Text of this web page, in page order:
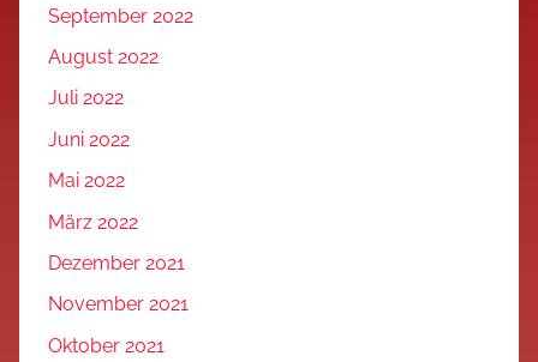
September 2022
August 2022
Juli 2022
Juni 2022
Mai 2022
März 2022
Dezember 2021
November 2021
Oktober 2021